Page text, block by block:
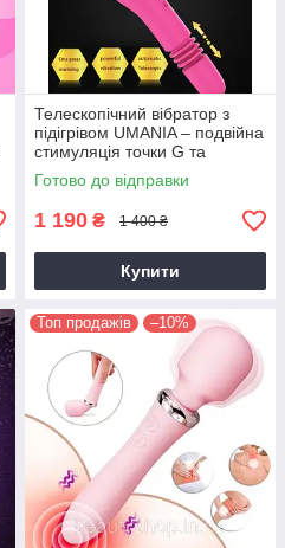
Телескопічний вібратор з
підігрівом UMANIA – подвійна
стимуляція точки G та
клітора, 10 режимів
Готово до відправки
1 190 ₴ 1 400 ₴
Купити
Топ продажів –10%